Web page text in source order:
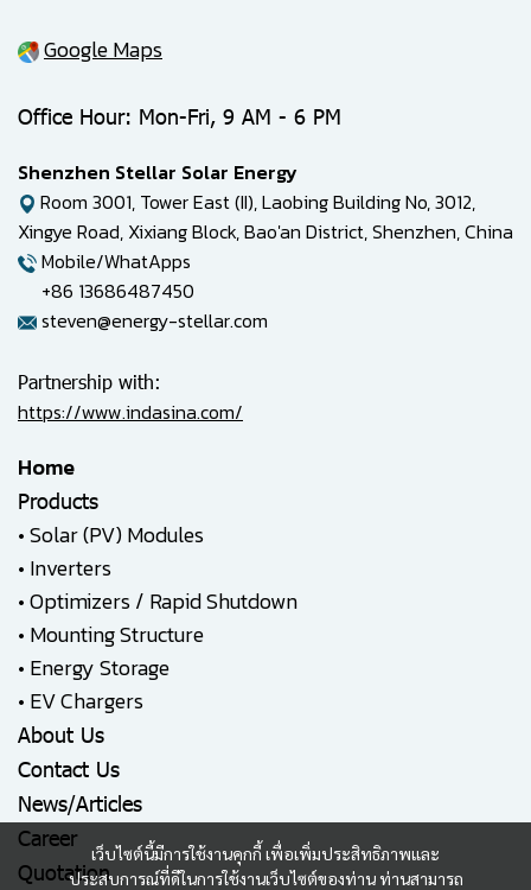
เว็บไซต์นี้มีการใช้งานคุกกี้ เพื่อเพิ่มประสิทธิภาพและ
ประสบการณ์ที่ดีในการใช้งานเว็บไซต์ของท่าน ท่านสามารถ
Google Maps
Office Hour: Mon-Fri, 9 AM - 6 PM
Shenzhen Stellar Solar Energy
Room 3001, Tower East (II), Laobing Building No, 3012,
Xingye Road, Xixiang Block, Bao'an District, Shenzhen, China
Mobile/WhatApps
+86 13686487450
steven@energy-stellar.com
Partnership with:
https://www.indasina.com/
Home
Products
•Solar (PV) Modules
• Inverters
•Optimizers / Rapid Shutdown
• Mounting Structure
• Energy Storage
• EV Chargers
About Us
Contact Us
News/Articles
Career
Quotation